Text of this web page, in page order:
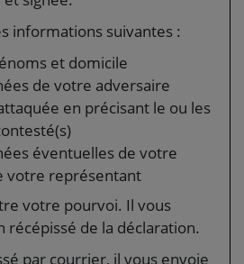
informations suivantes :
et domicile
de votre adversaire
en précisant le ou les
éventuelles de votre
votre représentant
votre pourvoi. Il vous
récépissé de la déclaration.
par courrier, il vous envoie